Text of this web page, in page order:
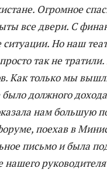
Огромное
все двери. С
Но наш
так не
Как только мы
должного
нам большую
поехав в
письмо и была